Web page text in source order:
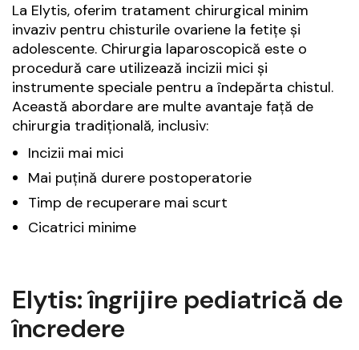
La Elytis, oferim tratament chirurgical minim
invaziv pentru chisturile ovariene la fetițe și
adolescente. Chirurgia laparoscopică este o
procedură care utilizează incizii mici și
instrumente speciale pentru a îndepărta chistul.
Această abordare are multe avantaje față de
chirurgia tradițională, inclusiv:
Incizii mai mici
Mai puțină durere postoperatorie
Timp de recuperare mai scurt
Cicatrici minime
Elytis: îngrijire pediatrică de
încredere